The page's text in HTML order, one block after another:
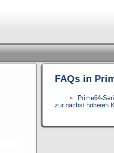
FAQs in
Prime64-
zur nächst höheren